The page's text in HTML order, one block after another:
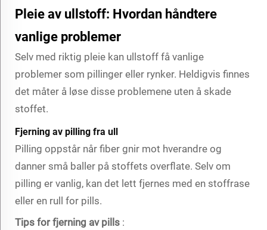
Pleie av ullstoff: Hvordan håndtere
vanlige problemer
Selv med riktig pleie kan ullstoff få vanlige
problemer som pillinger eller rynker. Heldigvis finnes
det måter å løse disse problemene uten å skade
stoffet.
Fjerning av pilling fra ull
Pilling oppstår når fiber gnir mot hverandre og
danner små baller på stoffets overflate. Selv om
pilling er vanlig, kan det lett fjernes med en stoffrase
eller en rull for pills.
Tips for fjerning av pills :